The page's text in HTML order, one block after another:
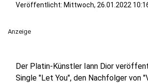
Veröffentlicht: Mittwoch, 26.01.2022
Anzeige
Der Platin-Künstler Iann Dior
Single "Let You", den Nachfolger von